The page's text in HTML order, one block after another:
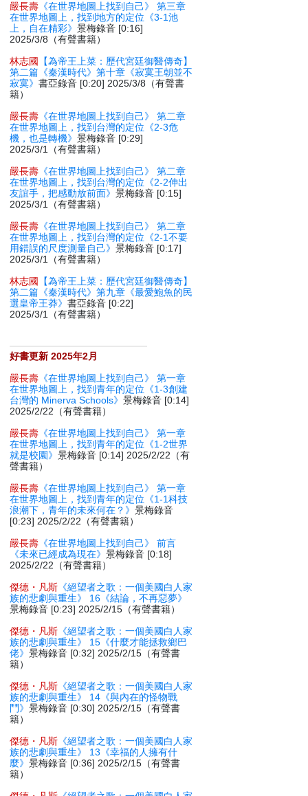
嚴長壽 《在世界地圖上找到自己》 第三章
在世界地圖上，找到地方的定位《3-1池
上，自在精彩》景梅錄音 [0:16]
2025/3/8（有聲書籍）
林志國
【為帝王上菜：歷代宮廷御醫傳奇】
第二篇《秦漢時代》第十章《寂寞王朝並不
寂寞》書亞錄音 [0:20] 2025/3/8（有聲書
籍）
嚴長壽 《在世界地圖上找到自己》 第二章
在世界地圖上，找到台灣的定位《2-3危
機，也是轉機》景梅錄音 [0:29]
2025/3/1（有聲書籍）
嚴長壽 《在世界地圖上找到自己》 第二章
在世界地圖上，找到台灣的定位《2-2伸出
友誼手，把感動放前面》景梅錄音 [0:15]
2025/3/1（有聲書籍）
嚴長壽 《在世界地圖上找到自己》 第二章
在世界地圖上，找到台灣的定位《2-1不要
用錯誤的尺度測量自己》景梅錄音 [0:17]
2025/3/1（有聲書籍）
林志國
【為帝王上菜：歷代宮廷御醫傳奇】
第二篇《秦漢時代》第九章《最愛鮑魚的民
選皇帝王莽》書亞錄音 [0:22]
2025/3/1（有聲書籍）
好書更新 2025年2月
嚴長壽 《在世界地圖上找到自己》 第一章
在世界地圖上，找到青年的定位《1-3創建
台灣的 Minerva Schools》景梅錄音 [0:14]
2025/2/22（有聲書籍）
嚴長壽 《在世界地圖上找到自己》 第一章
在世界地圖上，找到青年的定位《1-2世界
就是校園》景梅錄音 [0:14] 2025/2/22（有
聲書籍）
嚴長壽 《在世界地圖上找到自己》 第一章
在世界地圖上，找到青年的定位《1-1科技
浪潮下，青年的未來何在？》景梅錄音
[0:23] 2025/2/22（有聲書籍）
嚴長壽 《在世界地圖上找到自己》 前言
《未來已經成為現在》景梅錄音 [0:18]
2025/2/22（有聲書籍）
傑德・凡斯 《絕望者之歌：一個美國白人家
族的悲劇與重生》 16《結論，不再惡夢》
景梅錄音 [0:23] 2025/2/15（有聲書籍）
傑德・凡斯 《絕望者之歌：一個美國白人家
族的悲劇與重生》 15《什麼才能拯救鄉巴
佬》景梅錄音 [0:32] 2025/2/15（有聲書
籍）
傑德・凡斯 《絕望者之歌：一個美國白人家
族的悲劇與重生》 14《與內在的怪物戰
鬥》景梅錄音 [0:30] 2025/2/15（有聲書
籍）
傑德・凡斯 《絕望者之歌：一個美國白人家
族的悲劇與重生》 13《幸福的人擁有什
麼》景梅錄音 [0:36] 2025/2/15（有聲書
籍）